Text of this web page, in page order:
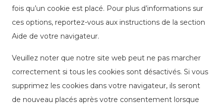
fois qu’un cookie est placé. Pour plus d’informations sur
ces options, reportez-vous aux instructions de la section
Aide de votre navigateur.
Veuillez noter que notre site web peut ne pas marcher
correctement si tous les cookies sont désactivés. Si vous
supprimez les cookies dans votre navigateur, ils seront
de nouveau placés après votre consentement lorsque